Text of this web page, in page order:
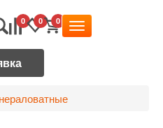
0 0 0